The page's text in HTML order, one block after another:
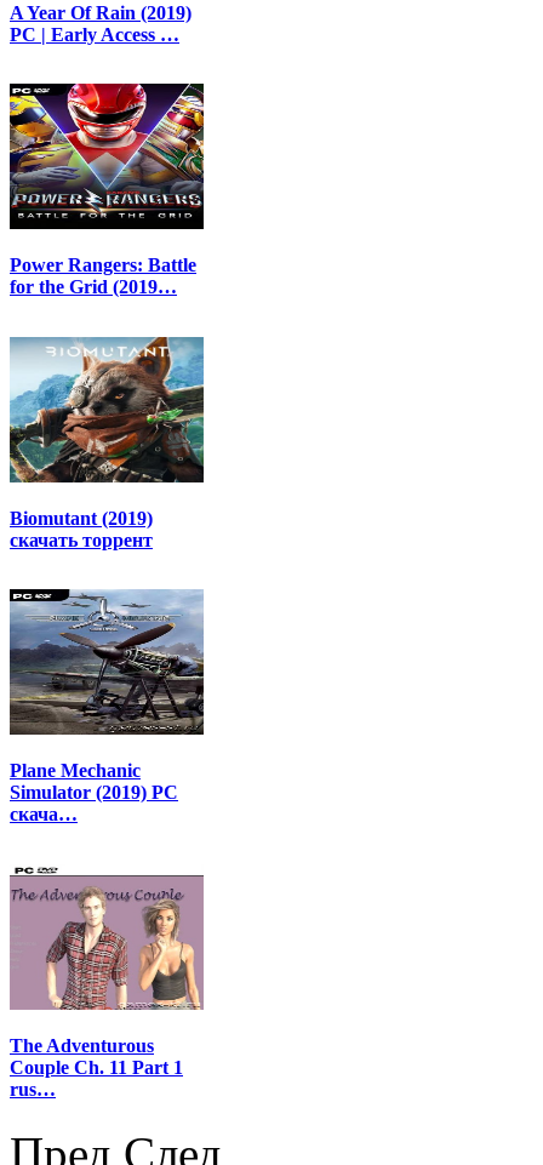
A Year Of Rain (2019)
PC | Early Access …
Power Rangers: Battle
for the Grid (2019…
Biomutant (2019)
скачать торрент
Plane Mechanic
Simulator (2019) PC
скача…
The Adventurous
Couple Ch. 11 Part 1
rus…
Пред След